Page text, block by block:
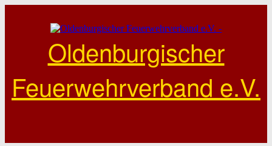
Oldenburgischer
Feuerwehrverband e.V.